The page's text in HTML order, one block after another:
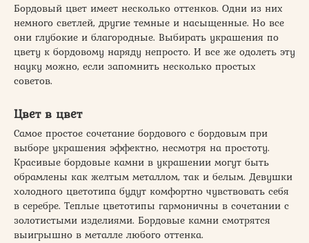
Бордовый цвет имеет несколько оттенков. Одни из них
немного светлей, другие темные и насыщенные. Но все
они глубокие и благородные. Выбирать украшения по
цвету к бордовому наряду непросто. И все же одолеть эту
науку можно, если запомнить несколько простых
советов.
Цвет в цвет
Самое простое сочетание бордового с бордовым при
выборе украшения эффектно, несмотря на простоту.
Красивые бордовые камни в украшении могут быть
обрамлены как желтым металлом, так и белым. Девушки
холодного цветотипа будут комфортно чувствовать себя
в серебре. Теплые цветотипы гармоничны в сочетании с
золотистыми изделиями. Бордовые камни смотрятся
выигрышно в металле любого оттенка.